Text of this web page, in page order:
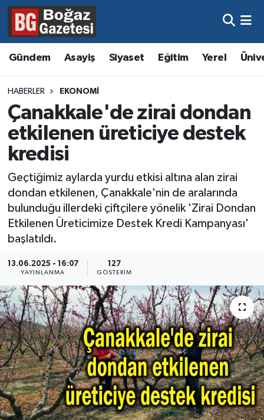
Gündem Asayiş Siyaset Eğitim Yerel
HABERLER EKONOMI
Çanakkale'de zirai dondan
etkilenen üreticiye destek
kredisi
Geçtiğimiz aylarda yurdu etkisi altına alan zirai
dondan etkilenen, Çanakkale'nin de aralarında
bulunduğu illerdeki çiftçilere yönelik 'Zirai Dondan
Etkilenen Üreticimize Destek Kredi Kampanyası'
başlatıldı.
13.06.2025 - 16:07
YAYINLANMA
127
GÖSTERIM
Asayiş
Eğitim
Ekonomi
Gündem
Magazin
Resmi İlanlar
Hava Durumu
Trafik Durumu
Süper Lig Puan Durumu ve Fikstür
Tüm Manşetler
Haber Arşivi